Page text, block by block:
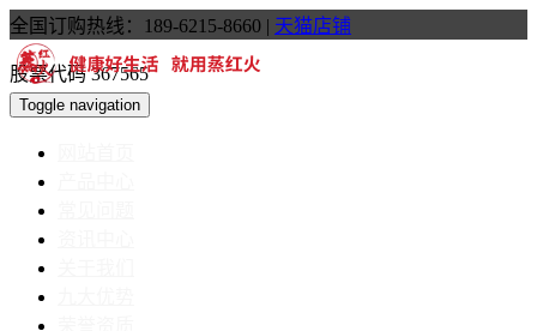
全国订购热线：189-6215-8660 | 天猫店铺
股票代码 367565
Toggle navigation